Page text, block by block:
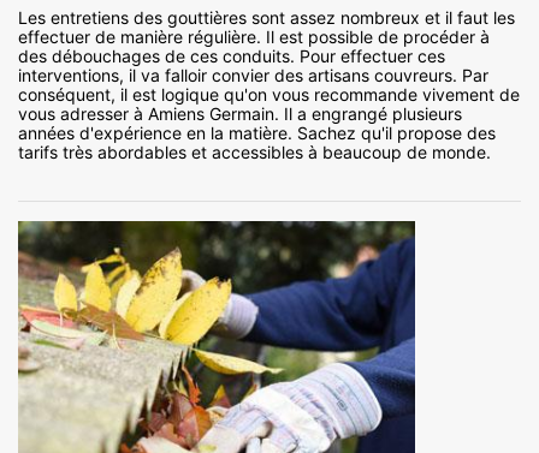
Les entretiens des gouttières sont assez nombreux et il faut les
effectuer de manière régulière. Il est possible de procéder à
des débouchages de ces conduits. Pour effectuer ces
interventions, il va falloir convier des artisans couvreurs. Par
conséquent, il est logique qu'on vous recommande vivement de
vous adresser à Amiens Germain. Il a engrangé plusieurs
années d'expérience en la matière. Sachez qu'il propose des
tarifs très abordables et accessibles à beaucoup de monde.